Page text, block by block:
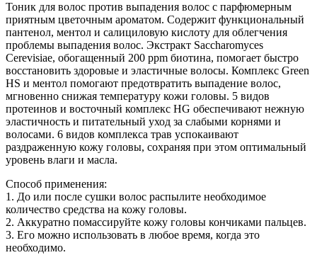
Тоник для волос против выпадения волос с парфюмерным
приятным цветочным ароматом. Содержит функциональный
пантенол, ментол и салициловую кислоту для облегчения
проблемы выпадения волос. Экстракт Saccharomyces
Cerevisiae, обогащенный 200 ppm биотина, помогает быстро
восстановить здоровые и эластичные волосы. Комплекс Green
HS и ментол помогают предотвратить выпадение волос,
мгновенно снижая температуру кожи головы. 5 видов
протеинов и восточный комплекс HG обеспечивают нежную
эластичность и питательный уход за слабыми корнями и
волосами. 6 видов комплекса трав успокаивают
раздраженную кожу головы, сохраняя при этом оптимальный
уровень влаги и масла.
Способ применения:
1. До или после сушки волос распылите необходимое
количество средства на кожу головы.
2. Аккуратно помассируйте кожу головы кончиками пальцев.
3. Его можно использовать в любое время, когда это
необходимо.